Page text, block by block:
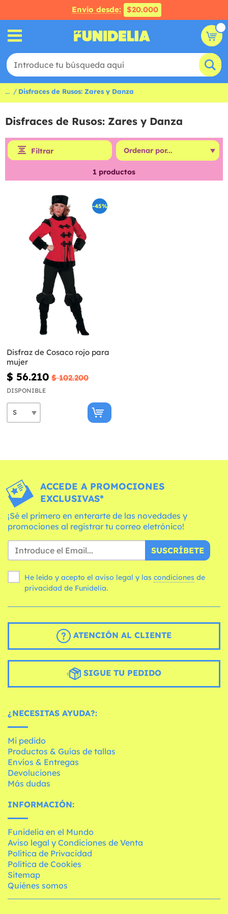
Envío desde: $20.000
... Disfraces de Rusos: Zares y Danza
Disfraces de Rusos: Zares y Danza
Filtrar
1 productos
-45%
Disfraz de Cosaco rojo para
mujer
$ 56.210 $ 102.200
DISPONIBLE
ACCEDE A PROMOCIONES
EXCLUSIVAS*
¡Sé el primero en enterarte de las novedades y
promociones al registrar tu correo eletrónico!
SUSCRÍBETE
He leído y acepto el aviso legal y las condiciones
privacidad de Funidelia.
ATENCIÓN AL CLIENTE
SIGUE TU PEDIDO
¿NECESITAS AYUDA?:
Mi pedido
Productos & Guías de tallas
Envíos & Entregas
Devoluciones
Más dudas
INFORMACIÓN:
Funidelia en el Mundo
Aviso legal y Condiciones de Venta
Política de Privacidad
Política de Cookies
Sitemap
Quiénes somos